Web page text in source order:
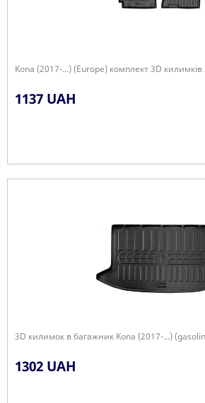
Kona (2017-...) (Europe) комплект 3D
1137 UAH
3D килимок в багажник Kona (2017-...)
1302 UAH